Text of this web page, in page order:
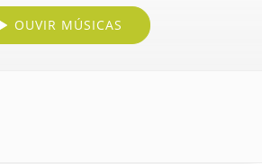
OUVIR MÚSICAS